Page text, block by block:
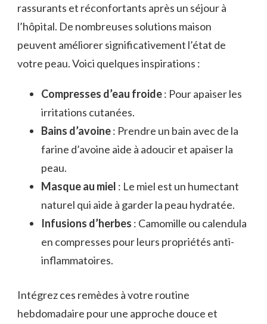
rassurants et réconfortants après un séjour à
l’hôpital. De nombreuses solutions maison
peuvent améliorer significativement l’état de
votre peau. Voici quelques inspirations :
Compresses d’eau froide: Pour apaiser les
irritations cutanées.
Bains d’avoine: Prendre un bain avec de la
farine d’avoine aide à adoucir et apaiser la
peau.
Masque au miel : Le miel est un humectant
naturel qui aide à garder la peau hydratée.
Infusions d’herbes : Camomille ou calendula
en compresses pour leurs propriétés anti-
inflammatoires.
Intégrez ces remèdes à votre routine
hebdomadaire pour une approche douce et